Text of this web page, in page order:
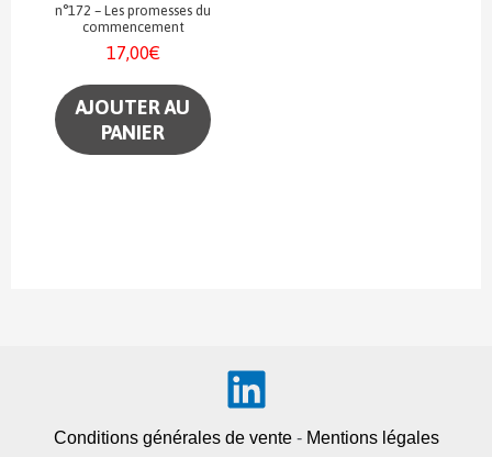
n°172 – Les promesses du
commencement
17,00€
AJOUTER AU
PANIER
Conditions générales de vente- Mentions légales